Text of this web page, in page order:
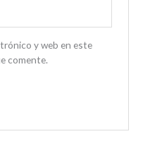
y web en este
comente.